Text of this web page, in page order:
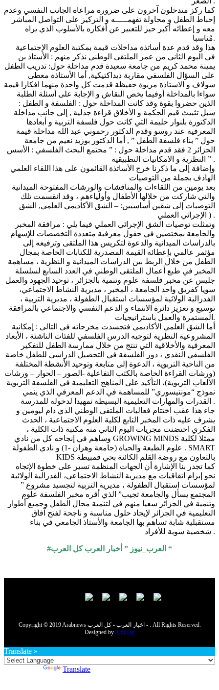
كما ركز متدخلون آخرون على ضرورة مراعاة الجانب النفسي وعدم
إحباط الطفل و محاولة تفهمـــــه و التركيز على التواصل المباشر
معه و إعطائه أكبر حيز للتعبير عن أفكاره بالأسلوب الذي يراه
مُناسبا.
هذا وقد قدم عدة أساتذة مداخلات قيمة بمكتبة العلوم الإجتماعية
في اليوم الثاني من عمر الملتقى الوطني نذكر منهم : الأستاذ بن
يمينة محمد كريم من جامعة سعيدة قدم مداخلة حول: تدريب الطفل
على السؤال الفلسفي مقاربة ديداكتيكية, أما الأستاذة معطى
سولاف و الاستاذة مريوة حفيظة قدمت كل واحدة منهما افكارا قيمة
سواءا بالمداخلة أوفيما يخص النقاش و الإجابة على أسئلة الطلبة
الذين حضروا بقوة وقد كانت المداخلة حول : الفلسفة و الطفل :
سبل تثبيث قيم الحكمة و الأخلاق قراءة جدلية , إلى جانب مداخلة
الدكتورة بلنوار حليمة التي كانت حول فلسفة التربية و أبعادها
المعرفية عند روسو وقدم الدكتور رحموني عبد الله مداخلة قيمة
حول ” بناء فلسفة الطفل ” , أما الدكتور بوزيد نعيم من جامعة
الجزائر 2 فقد قدم مداخلة حول : ” مجتمع البحث الفلسفي : الأسس
النظرية و الامكانيات التطبيقية ” .
وإضافة إلى ما ذكرنا خرج الأساتذة القائمون على هذا اللقاء العلمي
الهادف بجملة من التوصيات
بعد يومين من اللقاءات والمناقشات والورشات المفتوحة الميدانية
والتي شاركت من خلالها الأطفال وأولياءهم ، وقد انقسمت تلك
التوصيات إلى شقين أساسيين: – الشق الأكاديمي العلمي, الشق
الإجرائي العملي ) .
وتمثلت توصيات الشق الإجرائي العملي فيما يلي : مرافقة المخبر
والجامعة بمختصين في حقول معرفية متعددة التخصصات للإسهام
بالدراسات الميدانية والدعوة لتكريس هذا الملتقى وترفيعه إلى
مؤتمر عالمي بإعطائه القيمة المصدرية للكتابات الخاصة بمجال
الطفل من خلال الربط بين الدراسات الميدانية و النظرية ، مساهمة
المخبر في طبع أعمال الملتقى الوطني في العدد السابع لسلسلة
جليس عن مخبر فلسفة علوم وتنمية بالجزائر ، توحيد الجهود والعمل
سويا كفريق واحد الجامعة ، المخبر ، مديرية النشاط الاجتماعي،
الفدرالية الولائية لمؤسسات استقبال الطفولة ، مديرية التربية ،
توسيع و تعزيز دائرة الانتماء و الدعم النفسي والاجتماعي بالمرافقة
المستمرة والعمل باستراتيجيات.
أما الشق العلمي الأكاديمي فتجسدت مخرجاته في التالي : إمكانية
المشروعية النظرية لتوجيه الدرس الفلسفي للفئات الناشئة ، الأبعاد
المعرفية والأخلاقية التي تنتج من خلال ممارسة الطفل للتفكير
الفلسفي النقدي ، دور الفلسفة في التحصيل الدراسي للطفل خاصة
من الناحية التربوية ، الدعوة إلى متابعة وتوحيد الأنشطة المختلفة
(ورشات القراءة الخاصة بالكتب التفاعلية -الصور – الحوار – ورشات
الألعاب التربوية)، التأكيد على المناهج التعليمية في الفلسفة التربوية
نموذج “مونتيسوري” للمساهمة في الدعم المعرفي الذي ينمي
القدرات والمهارات التعليمية البسيطة تمهيدا لدخوله للمدرسة .
جاء هذا عقب اختتام فعاليات الملتقى الوطني الذي دام ليومين و
يشرف عليه ذات المخبر التابع لكلية العلوم الاجتماعية ، الحدث
الفكري احتضنت مجريات اليوم الثاني منه مكتبة ذات الكلية ،
وساهم في إنجاحه كل من نادي GROWING MINDS ممثلا لكلية
علوم الطيعة والحياة (جامعة وهران -1) و نادي الطفولة . SMART
KIDS بالتعاون مع روضة القلم الكائنة بحي قمبيطة
كما تجدر بنا الإشارة أن الجهات المنظمة تسير على خطوة الإتجاه
نحو إبرام اتفاقيات مع مديرية النشاط الاجتماعي، الفدرالية الولائية
لمؤسسات استقبال الطفولة ، مديرية التربية لتجسيد مشروع ”
المجتمع يسأل والجامعة تجيب” الذي أقره مخبر الفلسفة علوم
وتنمية في الجزائر سعيا منهم في لتنمية مجال الطفل وجميع أطوار
التعليمية في الجزائر لإيجاد حلول مناسبة و ناجحة لفتح آفاق
مستقبلية شابة تساهم بها الجامعة والأستاذ الجامعي في بناء
شخصية سوية للأفراد .
#العرب_نيوز ” أخبار العرب كل العرب “
Copyright © 2019 Arabnews اخبار العرب - كل العرب - . All Rights Reserved.
Designed byAmcTag
Translate »
Translate